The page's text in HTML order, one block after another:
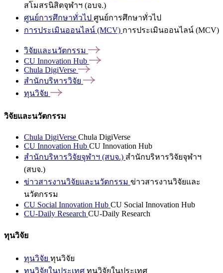
สโมสรนิสิตจุฬาฯ (อบจ.)
ศูนย์การศึกษาทั่วไป ศูนย์การศึกษาทั่วไป
การประเมินออนไลน์ (MCV) การประเมินออนไลน์ (MCV)
วิจัยและนวัตกรรม
CU Innovation Hub
Chula DigiVerse
สำนักบริหารวิจัย
ทุนวิจัย
วิจัยและนวัตกรรม
Chula DigiVerse Chula DigiVerse
CU Innovation Hub CU Innovation Hub
สำนักบริหารวิจัยจุฬาฯ (สบจ.) สำนักบริหารวิจัยจุฬาฯ
(สบจ.)
ข่าวสารงานวิจัยและนวัตกรรม ข่าวสารงานวิจัยและ
นวัตกรรม
CU Social Innovation Hub CU Social Innovation Hub
CU-Daily Research CU-Daily Research
ทุนวิจัย
ทุนวิจัย ทุนวิจัย
ทุนวิจัยในประเทศ ทุนวิจัยในประเทศ